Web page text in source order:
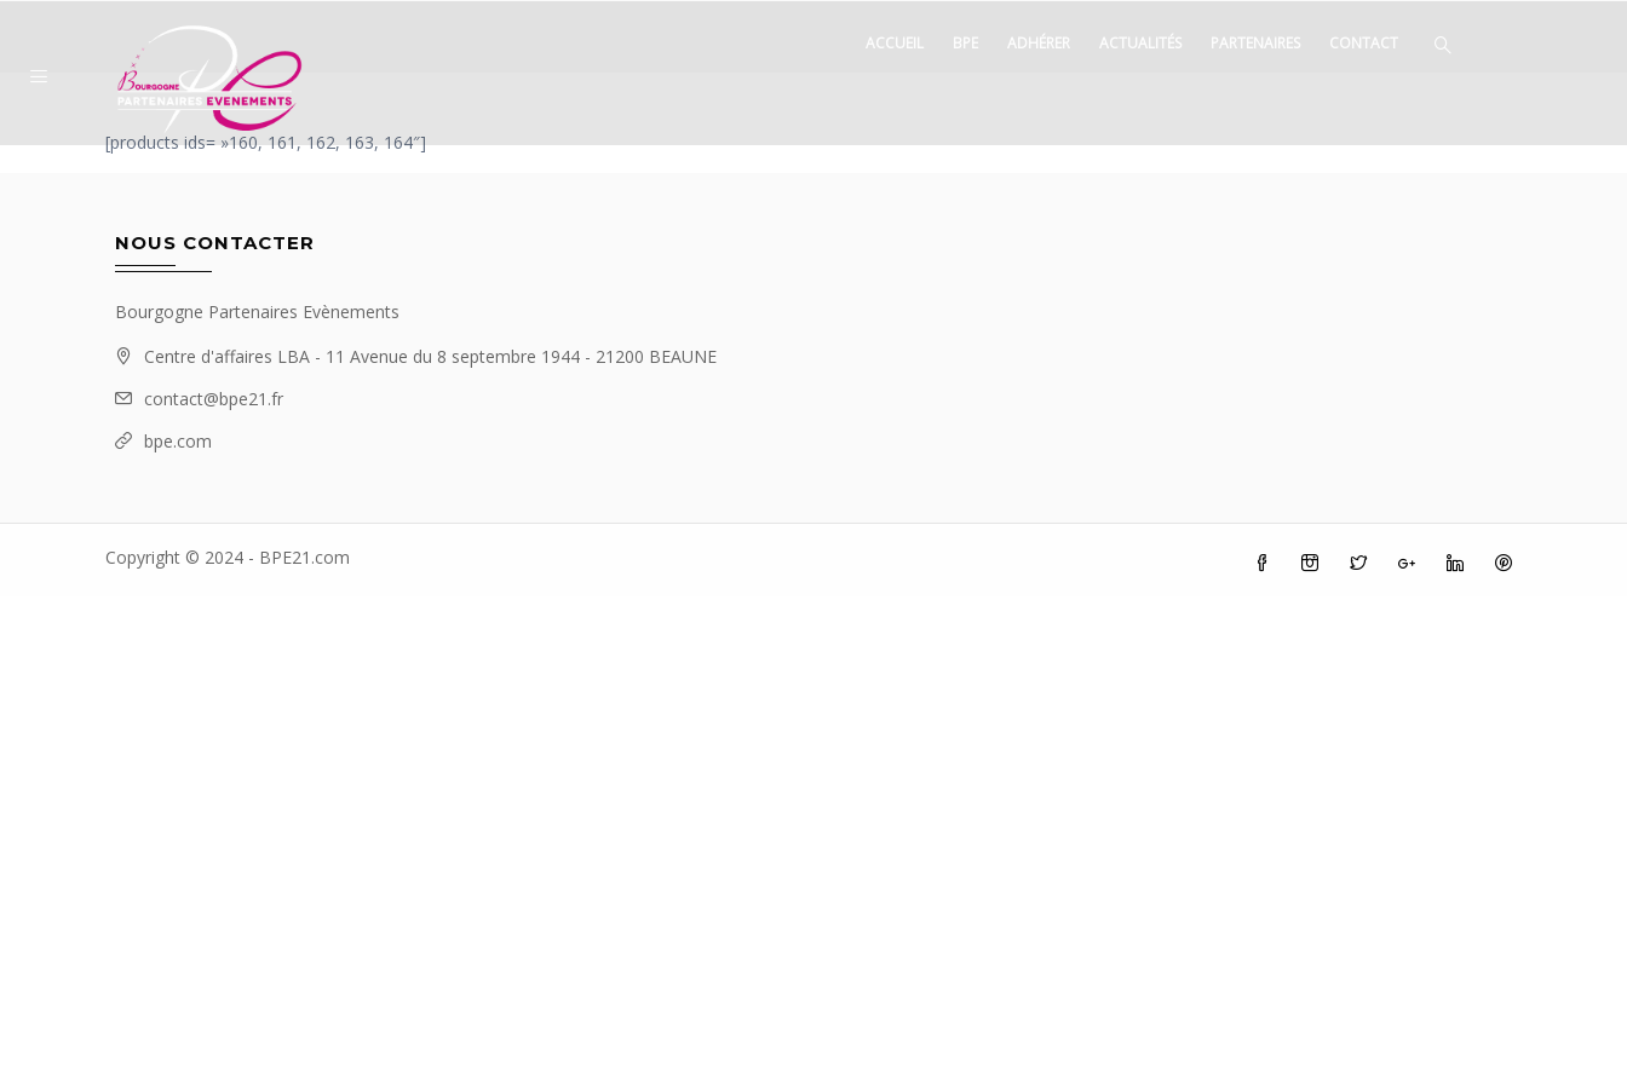
ACCUEIL BPE ADHÉRER ACTUALITÉS PARTENAIRES CONTACT
[products ids= »160, 161, 162, 163, 164″]
NOUS CONTACTER
Bourgogne Partenaires Evènements
Centre d'affaires LBA - 11 Avenue du 8 septembre 1944 - 21200 BEAUNE
contact@bpe21.fr
bpe.com
Copyright © 2024 - BPE21.com